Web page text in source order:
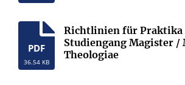
PDF
36.54 KB
Richtlinien für Praktika
Studiengang Magister /
Theologiae